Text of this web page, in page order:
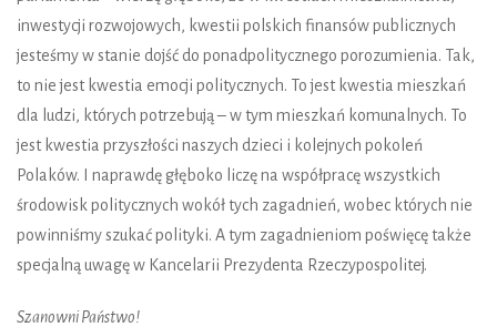
inwestycji rozwojowych, kwestii polskich finansów publicznych
jesteśmy w stanie dojść do ponadpolitycznego porozumienia. Tak,
to nie jest kwestia emocji politycznych. To jest kwestia mieszkań
dla ludzi, których potrzebują – w tym mieszkań komunalnych. To
jest kwestia przyszłości naszych dzieci i kolejnych pokoleń
Polaków. I naprawdę głęboko liczę na współpracę wszystkich
środowisk politycznych wokół tych zagadnień, wobec których nie
powinniśmy szukać polityki. A tym zagadnieniom poświęcę także
specjalną uwagę w Kancelarii Prezydenta Rzeczypospolitej.
Szanowni Państwo!